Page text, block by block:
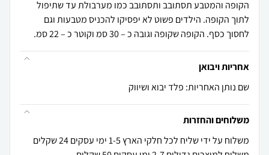
הקופה והמטבע תסתובב ותסתובב כמו מערבולת עד שתיפול
לתוך הקופה. הילדים פשוט לא יפסיקו להכניס מטבעות וגם
לחסוך כסף. הקופה שקופה וגובה כ – 30 סמ וקוטר כ – 22 סמ.
אחריות ויבואן
שם נותן האחריות: פלד יבוא ושיווק
משלוחים והחזרות